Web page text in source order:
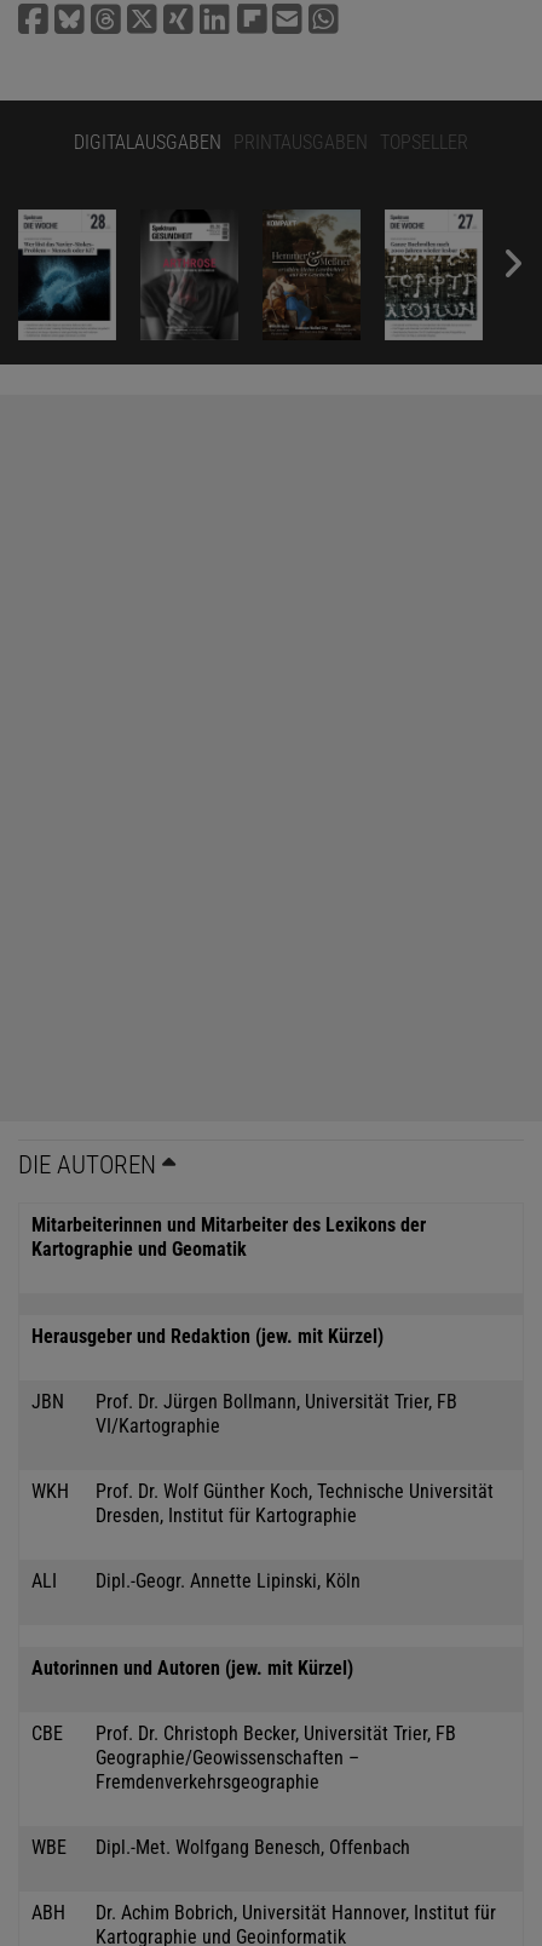
DIGITALAUSGABEN PRINTAUSGABEN TOPSELLER
DIE AUTOREN
Mitarbeiterinnen und Mitarbeiter des Lexikons der
Kartographie und Geomatik
Herausgeber und Redaktion (jew. mit Kürzel)
JBN
Prof. Dr. Jürgen Bollmann, Universität Trier, FB
VI/Kartographie
WKH
Prof. Dr. Wolf Günther Koch, Technische Universität
Dresden, Institut für Kartographie
ALI Dipl.-Geogr. Annette Lipinski, Köln
Autorinnen und Autoren (jew. mit Kürzel)
CBE
Prof. Dr. Christoph Becker, Universität Trier, FB
Geographie/Geowissenschaften –
Fremdenverkehrsgeographie
WBE Dipl.-Met. Wolfgang Benesch, Offenbach
ABH
Dr. Achim Bobrich, Universität Hannover, Institut für
Kartographie und Geoinformatik